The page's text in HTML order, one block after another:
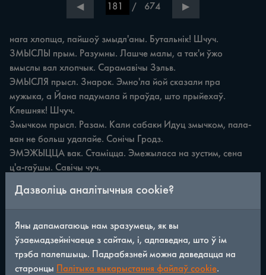
◀ / 674 ▶
нага хлопща, пайшоў змыдл'аны. Бутальнік! Шчуч.
ЗМЫСЛЫ прым. Разумны. Лашче малы, а так'и ўжо
вмыслы вал хлопчык. Сарамавічы Зэльв.
ЭМЫСЛЯ прысл. Знарок. Эмно'ла йой сказали пра
мужыка, а Йана падумала й праўда, што прыйехаў.
Клешняк! Шчуч.
Змычком прысл. Разам. Кали сабаки Идуц змычком, пала-
ван не больш удалайе. Сонічы Гродз.
ЭМЭЖЫЦЦА вак. Стаміцца. Эмежыласа на зустим, сена
ц'а-гаўшы. Савічы чуч.
прыш ли были энагалу банда'иты, нашага бацку шукали.
Уша Кар.
ЗНАЙДУКК м. Пазашлюбнае дзіця. У нас ус'е л'уб'ац"
гета-га знайда ука, харошы хлопап. Квасоўка Гродз.
ЗНАЙНІЦА ж. Выварат, левы бок матэры. Ты адзела сукен-
ку на знайницу, знайница видац па рушцах. Чэхі Астр.
Дазволіць аналітычныя cookie?
Яны дапамагаюць нам зразумець, як вы
ўзаемадзейнічаеце з сайтам, і, адпаведна, што ў ім
трэба палепшыць. Падрабязней можна даведацца на
старонцы Палітыка выкарыстання файлаў cookie.